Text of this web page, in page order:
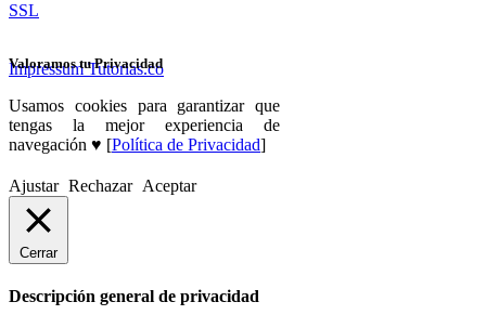
SSL
Impressum Tutorias.co
Valoramos tu Privacidad
Usamos cookies para garantizar que
tengas la mejor experiencia de
navegación ♥ [Política de Privacidad]
Ajustar Rechazar Aceptar
Cerrar
Descripción general de privacidad